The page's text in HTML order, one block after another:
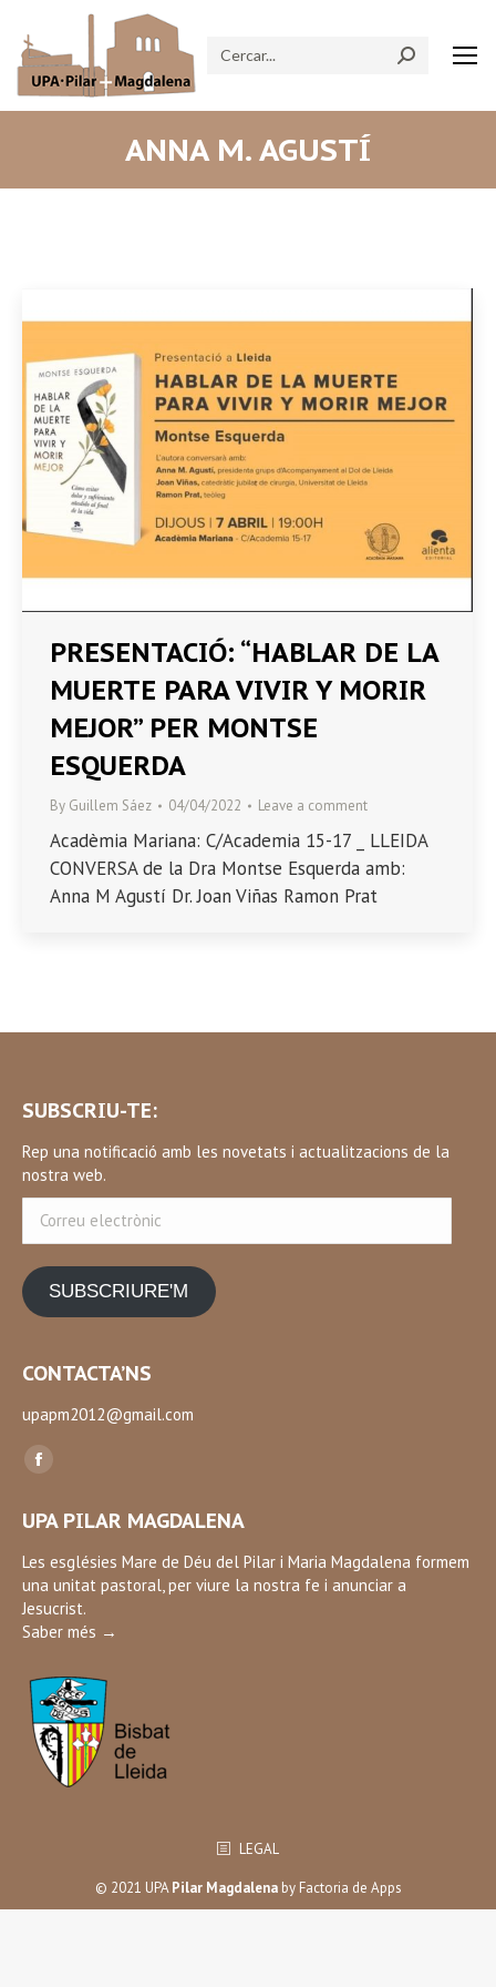
Search:
ANNA M. AGUSTÍ
PRESENTACIÓ: “HABLAR DE LA
MUERTE PARA VIVIR Y MORIR
MEJOR” PER MONTSE
ESQUERDA
By Guillem Sáez 04/04/2022 Leave a comment
Acadèmia Mariana: C/Academia 15-17 _ LLEIDA
CONVERSA de la Dra Montse Esquerda amb:
Anna M Agustí Dr. Joan Viñas Ramon Prat
SUBSCRIU-TE:
Rep una notificació amb les novetats i actualitzacions de la
nostra web.
electrònic
SUBSCRIURE'M
CONTACTA’NS
upapm2012@gmail.com
Find us on:
Facebook
opens
in
new
window
UPA PILAR MAGDALENA
Les esglésies Mare de Déu del Pilar i Maria Magdalena formem
una unitat pastoral, per viure la nostra fe i anunciar a
Jesucrist.
Saber més →
LEGAL
© 2021 UPAPilar Magdalenaby Factoria de Apps